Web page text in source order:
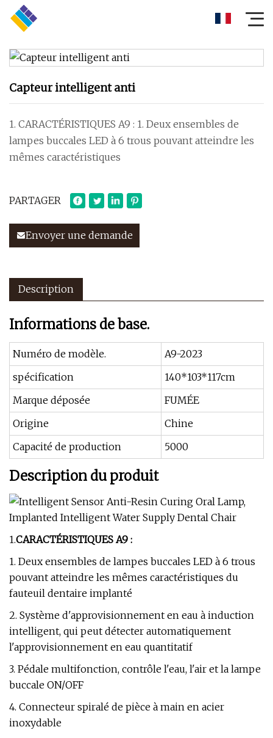
Capteur intelligent anti
1. CARACTÉRISTIQUES A9 : 1. Deux ensembles de
lampes buccales LED à 6 trous pouvant atteindre les
mêmes caractéristiques
PARTAGER
Envoyer une demande
Description
Informations de base.
Numéro de modèle.
A9-2023
spécification
140*103*117cm
Marque déposée
FUMÉE
Origine
Chine
Capacité de production
5000
Description du produit
1.CARACTÉRISTIQUES A9 :
1. Deux ensembles de lampes buccales LED à 6 trous
pouvant atteindre les mêmes caractéristiques du
fauteuil dentaire implanté
2. Système d'approvisionnement en eau à induction
intelligent, qui peut détecter automatiquement
l'approvisionnement en eau quantitatif
3. Pédale multifonction, contrôle l'eau, l'air et la lampe
buccale ON/OFF
4. Connecteur spiralé de pièce à main en acier
inoxydable